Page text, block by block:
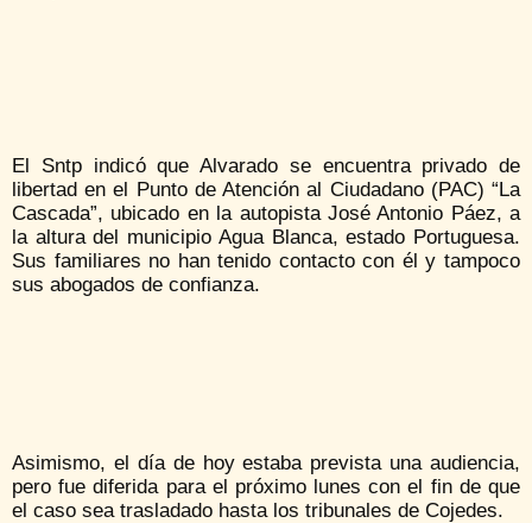
El Sntp indicó que Alvarado se encuentra privado de
libertad en el Punto de Atención al Ciudadano (PAC) “La
Cascada”, ubicado en la autopista José Antonio Páez, a
la altura del municipio Agua Blanca, estado Portuguesa.
Sus familiares no han tenido contacto con él y tampoco
sus abogados de confianza.
Asimismo, el día de hoy estaba prevista una audiencia,
pero fue diferida para el próximo lunes con el fin de que
el caso sea trasladado hasta los tribunales de Cojedes.